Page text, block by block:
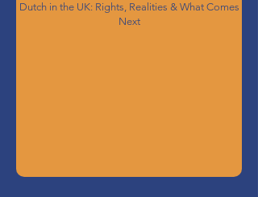
Dutch in the UK: Rights, Realities & What Comes
Next